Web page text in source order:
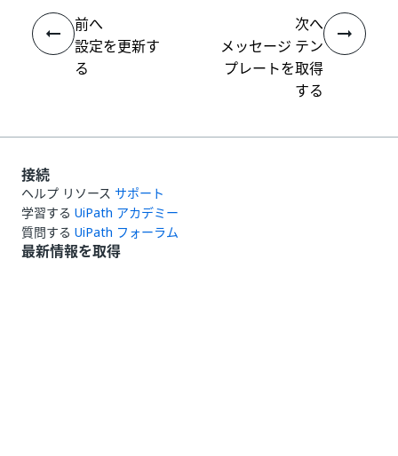
前へ
設定を更新す
る
次へ
メッセージ テン
プレートを取得
する
接続
ヘルプ リソース サポート
学習する UiPath アカデミー
質問する UiPath フォーラム
最新情報を取得